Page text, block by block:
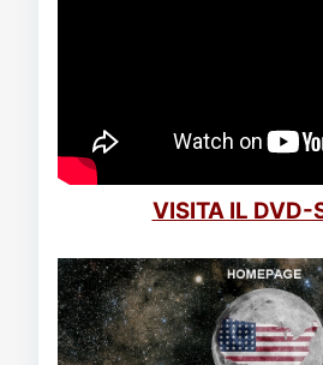
VISITA IL DVD-